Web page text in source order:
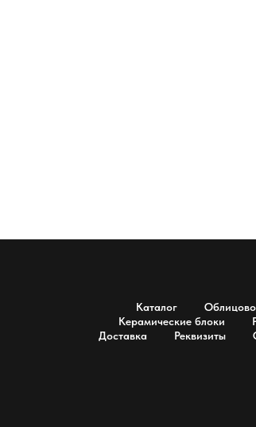
Каталог
Керамические блоки
Доставка
Реквизиты